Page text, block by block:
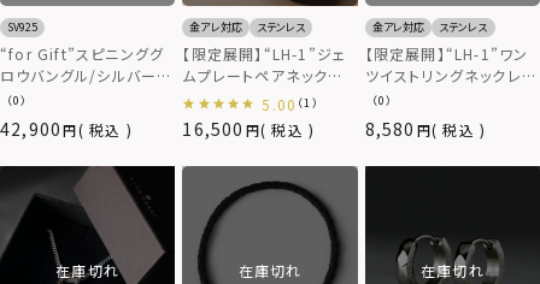
SV925
“for Gift”スピニンググ
ロウバングル/シルバー
925
（0）
42,900 税込
金アレ対応 ステンレス
【限定展開】“LH-1”ジェ
ムプレートペアネックレ
ス/サージカルステンレス
（金属アレルギー対応）
5.00 （1）
16,500 税込
金アレ対応 ステンレス
【限定展開】“LH-1”ワン
ツイストリングネックレ
ス/サージカルステンレス
（金属アレルギー対応）
（0）
8,580 税込
在庫切れ 在庫切れ 在庫切れ